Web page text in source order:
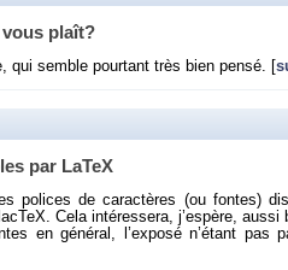
vous plaît?
qui semble pour­tant très bien pensé. [
par LaTeX
po­lices de ca­rac­tères (ou fontes)
Cela in­té­res­sera, j’es­père,
en gé­né­ral, l’ex­posé n’étant pas